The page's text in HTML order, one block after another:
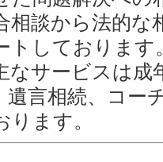
相談から法的な
トしております
なサービスは成
遺言相続、コー
ます。